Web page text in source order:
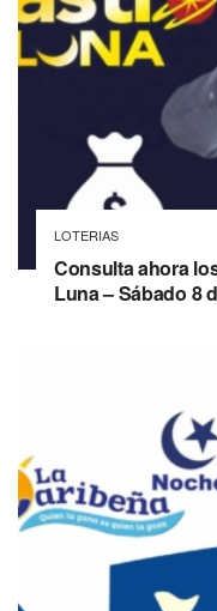
LOTERIAS
Consulta ahora
Luna – Sábado 8